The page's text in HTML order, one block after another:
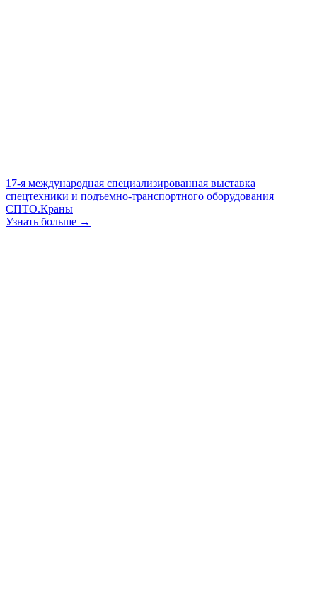
17-я международная специализированная выставка
спецтехники и подъемно-транспортного оборудования
СПТО.Краны
Узнать больше →